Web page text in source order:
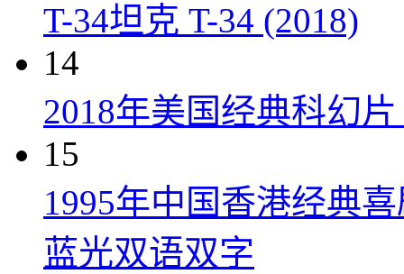
T-34坦克 T-34 (2018)
14
2018年美国经典科幻
15
1995年中国香港经典
蓝光双语双字